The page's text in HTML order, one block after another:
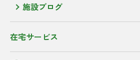
施設ブログ
在宅サービス